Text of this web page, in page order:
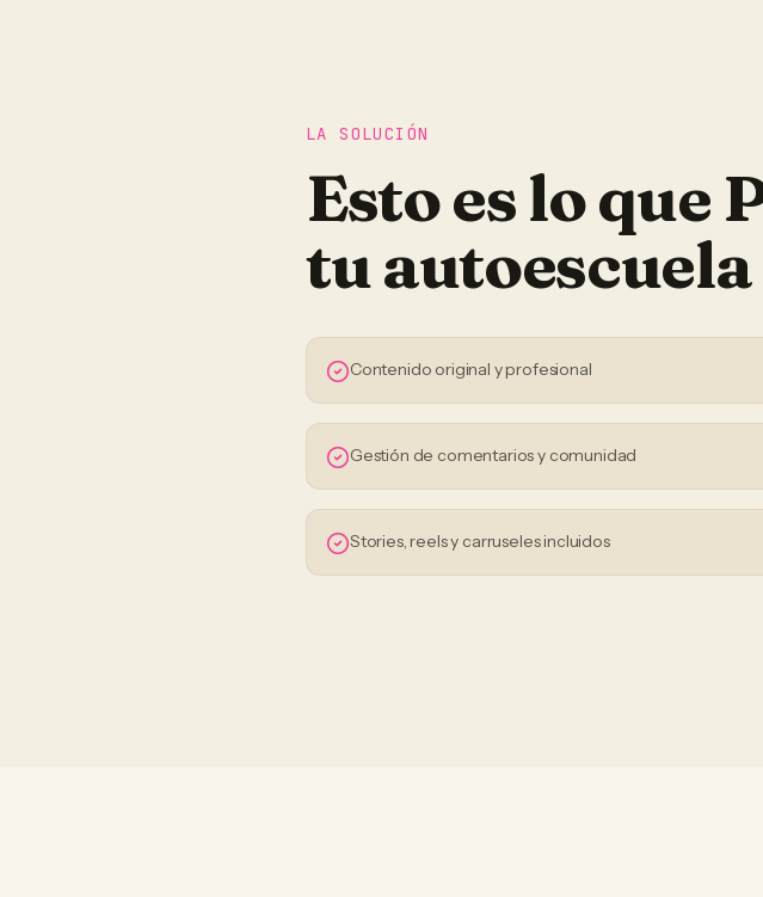
LA SOLUCIÓN
Esto es lo que
tuautoescuela
Contenido original y profesional
Gestión de comentarios y comunidad
Stories, reels y carruseles incluidos